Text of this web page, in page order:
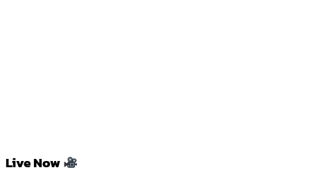
Live Now